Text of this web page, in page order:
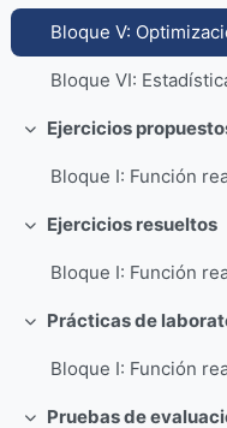
Bloque V:
Bloque VI:
Collapse
Ejercicios
Collapse
Ejercicios resueltos
Collapse
Pruebas de